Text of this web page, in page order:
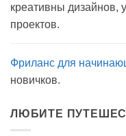
прогулку
антисептик.
креативны дизайнов,
проектов.
Фриланс для
новичков.
ЛЮБИТЕ